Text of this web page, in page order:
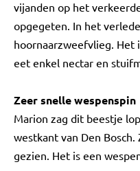
vijanden op het
opgegeten. In het
hoornaarzweefvlieg. Het
eet enkel nectar en
Zeer snelle wespenspin
Marion zag dit beestje
westkant van Den
gezien. Het is een